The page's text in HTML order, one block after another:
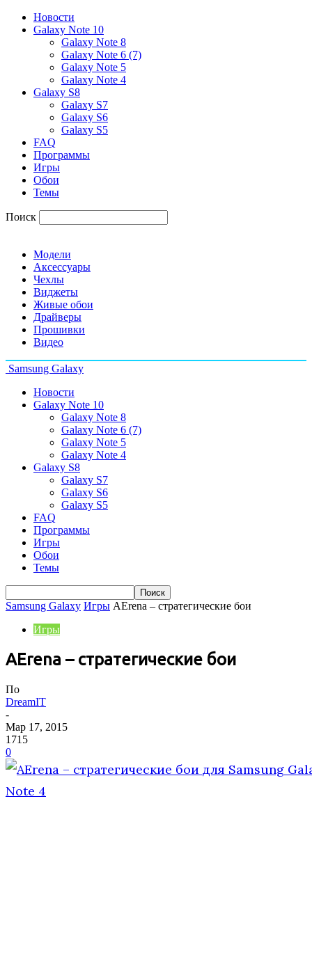
Новости
Galaxy Note 10
Galaxy Note 8
Galaxy Note 6 (7)
Galaxy Note 5
Galaxy Note 4
Galaxy S8
Galaxy S7
Galaxy S6
Galaxy S5
FAQ
Программы
Игры
Обои
Темы
Поиск
Модели
Аксессуары
Чехлы
Виджеты
Живые обои
Драйверы
Прошивки
Видео
Samsung Galaxy
Новости
Galaxy Note 10
Galaxy Note 8
Galaxy Note 6 (7)
Galaxy Note 5
Galaxy Note 4
Galaxy S8
Galaxy S7
Galaxy S6
Galaxy S5
FAQ
Программы
Игры
Обои
Темы
Samsung Galaxy Игры AErena – стратегические бои
Игры
AErena – стратегические бои
По
DreamIT
-
Мар 17, 2015
1715
0